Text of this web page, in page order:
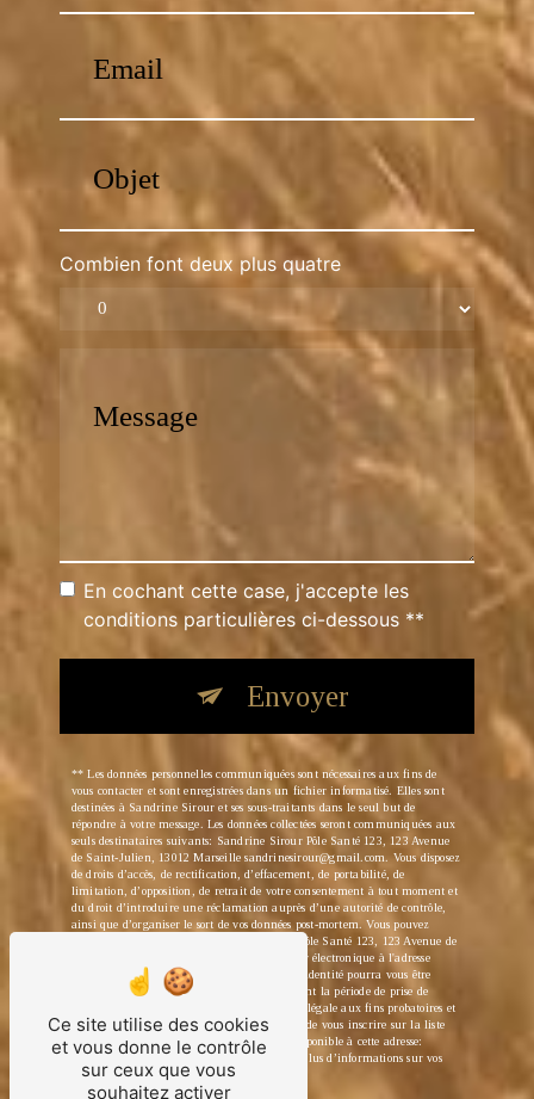
Combien font deux plus quatre
En cochant cette case, j'accepte les
conditions particulières ci-dessous **
Envoyer
** Les données personnelles communiquées sont nécessaires aux fins de
vous contacter et sont enregistrées dans un fichier informatisé. Elles sont
destinées à Sandrine Sirour et ses sous-traitants dans le seul but de
répondre à votre message. Les données collectées seront communiquées aux
seuls destinataires suivants: Sandrine Sirour Pôle Santé 123, 123 Avenue
de Saint-Julien, 13012 Marseille sandrinesirour@gmail.com. Vous disposez
de droits d’accès, de rectification, d’effacement, de portabilité, de
limitation, d’opposition, de retrait de votre consentement à tout moment et
du droit d’introduire une réclamation auprès d’une autorité de contrôle,
ainsi que d’organiser le sort de vos données post-mortem. Vous pouvez
exercer ces droits par voie postale à l'adresse Pôle Santé 123, 123 Avenue de
Saint-Julien, 13012 Marseille ou par courrier électronique à l'adresse
sandrinesirour@gmail.com. Un justificatif d'identité pourra vous être
demandé. Nous conservons vos données pendant la période de prise de
contact puis pendant la durée de prescription légale aux fins probatoires et
de gestion des contentieux. Vous avez le droit de vous inscrire sur la liste
d'opposition au démarchage téléphonique, disponible à cette adresse:
Bloctel.gouv.fr . Consultez le site cnil.fr pour plus d’informations sur vos
droits.
Ce site utilise des cookies
et vous donne le contrôle
sur ceux que vous
souhaitez activer